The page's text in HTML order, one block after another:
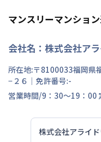
マンスリーマンショ
会社名： 株式会社ア
所在地:〒8100033福岡県
−２６ ｜免許番号:-
営業時間/9：30～19：00
株式会社アライ